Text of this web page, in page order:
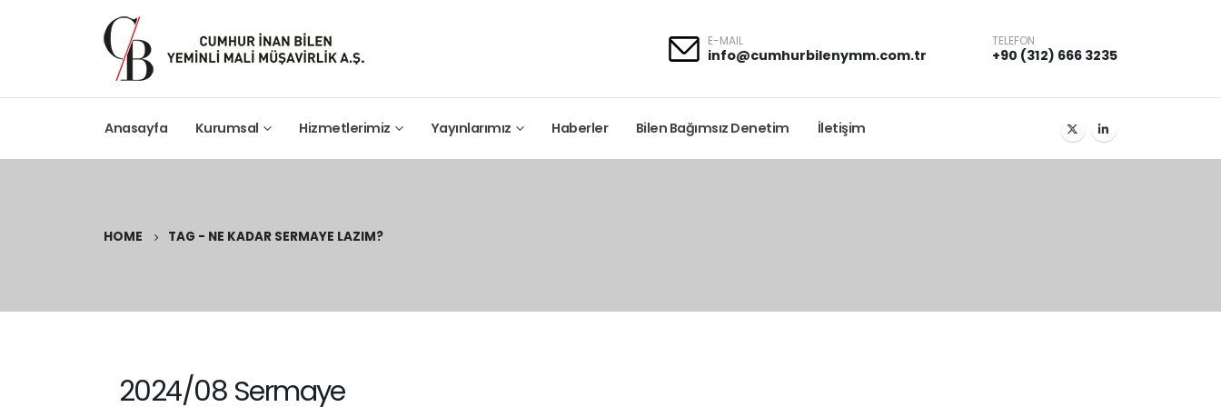
E-MAIL
info@cumhurbilenymm.com.tr
TELEFON
+90 (312) 666 3235
Anasayfa Kurumsal Hizmetlerimiz Yayınlarımız Haberler Bilen Bağımsız Denetim İletişim
HOME TAG - NE KADAR SERMAYE LAZIM?
2024/08 Sermaye